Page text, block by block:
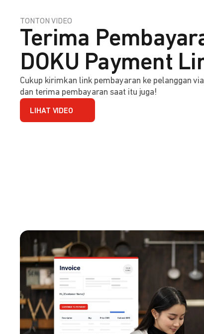
TONTON VIDEO
Terima
DOKU Payment
Cukup kirimkan link pembayaran ke pelanggan
dan terima pembayaran saat itu juga!
LIHAT VIDEO